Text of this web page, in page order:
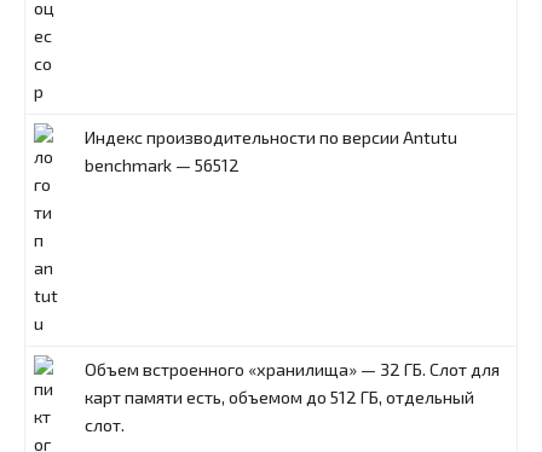
Индекс производительности по версии Antutu
benchmark — 56512
Объем встроенного «хранилища» — 32 ГБ. Слот для
карт памяти есть, объемом до 512 ГБ, отдельный
слот.